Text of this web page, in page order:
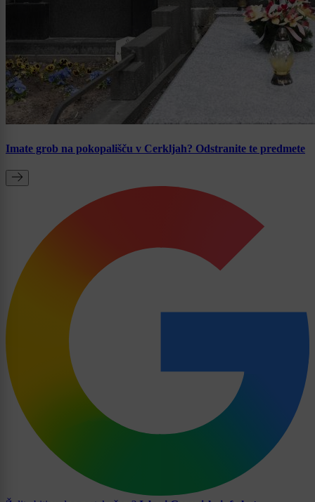
Imate grob na pokopališču v Cerkljah? Odstranite te predmete